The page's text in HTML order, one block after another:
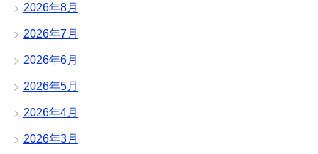
2026年8月
2026年7月
2026年6月
2026年5月
2026年4月
2026年3月